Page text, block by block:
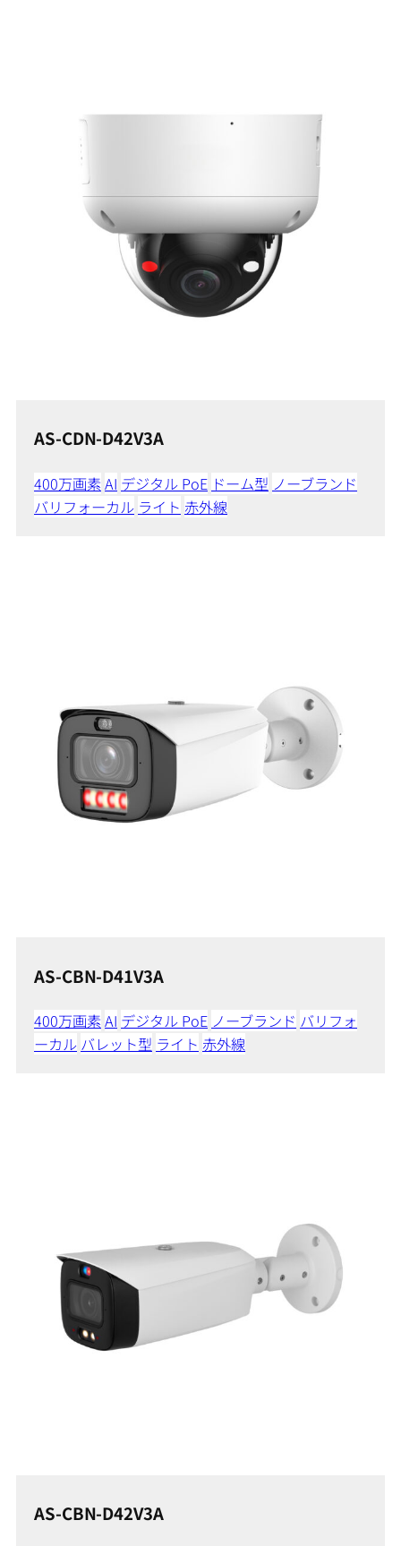
AS-CDN-D42V3A
400万画素AI デジタル PoE ドーム型 ノーブランド
バリフォーカル ライト 赤外線
AS-CBN-D41V3A
400万画素AI デジタル PoE ノーブランド バリフォ
ーカル バレット型 ライト 赤外線
AS-CBN-D42V3A